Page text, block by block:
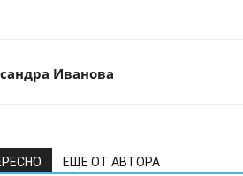
Иванова
ЕЩЕ ОТ АВТОРА